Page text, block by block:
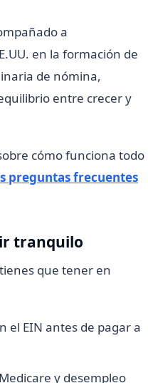
a
en la formación de
de nómina,
entre crecer y
cómo funciona todo
preguntas frecuentes
tranquilo
que tener en
el EIN antes de pagar a
y desempleo